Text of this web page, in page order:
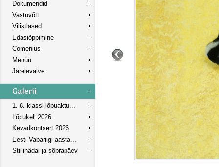
Dokumendid
Vastuvõtt
Vilistlased
Edasiõppimine
Comenius
Menüü
Järelevalve
1.-8. klassi lõpuaktu...
Lõpukell 2026
Kevadkontsert 2026
Eesti Vabariigi aasta...
Stiilinädal ja sõbrapäev